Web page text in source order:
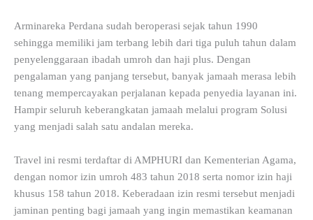
Arminareka Perdana sudah beroperasi sejak tahun 1990
sehingga memiliki jam terbang lebih dari tiga puluh tahun dalam
penyelenggaraan ibadah umroh dan haji plus. Dengan
pengalaman yang panjang tersebut, banyak jamaah merasa lebih
tenang mempercayakan perjalanan kepada penyedia layanan ini.
Hampir seluruh keberangkatan jamaah melalui program Solusi
yang menjadi salah satu andalan mereka.
Travel ini resmi terdaftar di AMPHURI dan Kementerian Agama,
dengan nomor izin umroh 483 tahun 2018 serta nomor izin haji
khusus 158 tahun 2018. Keberadaan izin resmi tersebut menjadi
jaminan penting bagi jamaah yang ingin memastikan keamanan